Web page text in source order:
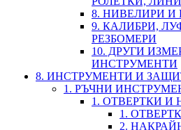
8. НИВЕЛИРИ
9. КАЛИБРИ,
РЕЗБОМЕРИ
10. ДРУГИ
ИНСТРУМЕНТИ
8. ИНСТРУМЕНТИ И
1. РЪЧНИ
1. ОТВЕРТКИ И
1.
2.